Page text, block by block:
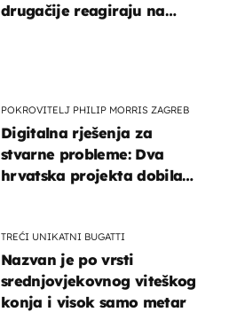
drugačije reagiraju na
POKROVITELJ PHILIP MORRIS ZAGREB
Digitalna rješenja za
stvarne probleme: Dva
hrvatska projekta dobila
TREĆI UNIKATNI BUGATTI
Nazvan je po vrsti
srednjovjekovnog viteškog
konja i visok samo metar